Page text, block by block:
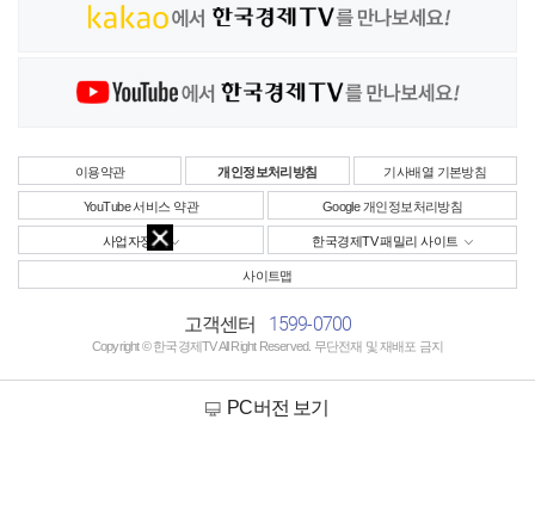
이용약관 개인정보처리방침 기사배열 기본방침
YouTube 서비스 약관 Google 개인정보처리방침
사업자정보 한국경제TV 패밀리 사이트
사이트맵
고객센터 1599-0700
Copyright © 한국경제TV All Right Reserved. 무단전재 및 재배포 금지
PC버전 보기